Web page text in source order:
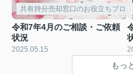
共有持分売却窓口のお役立ちブログ
令和7年4月のご相談・ご依頼
状況
2025.05.15
もっ